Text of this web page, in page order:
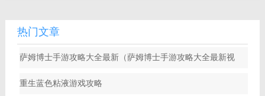
热门文章
萨姆博士手游攻略大全最新（萨姆博士手游攻略大全最新视
频）
重生蓝色粘液游戏攻略